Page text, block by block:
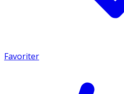
Favoriter